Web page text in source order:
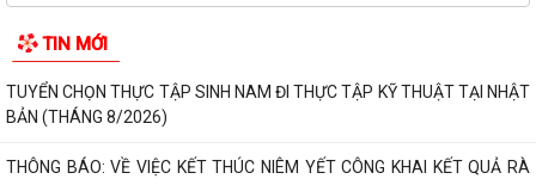
TIN MỚI
TUYỂN CHỌN THỰC TẬP SINH NAM ĐI THỰC TẬP KỸ THUẬT TẠI NHẬT
BẢN (THÁNG 8/2026)
THÔNG BÁO: VỀ VIỆC KẾT THÚC NIÊM YẾT CÔNG KHAI KẾT QUẢ RÀ